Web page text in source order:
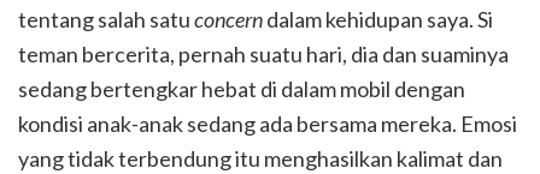
tentang salah satuconcerndalam kehidupan saya. Si
teman bercerita, pernah suatu hari, dia dan suaminya
sedang bertengkar hebat di dalam mobil dengan
kondisi anak-anak sedang ada bersama mereka. Emosi
yang tidak terbendung itu menghasilkan kalimat dan